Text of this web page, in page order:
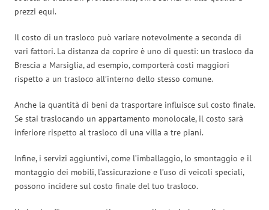
prezzi equi.
Il costo di un trasloco può variare notevolmente a seconda di
vari fattori. La distanza da coprire è uno di questi: un trasloco da
Brescia a Marsiglia, ad esempio, comporterà costi maggiori
rispetto a un trasloco all’interno dello stesso comune.
Anche la quantità di beni da trasportare influisce sul costo finale.
Se stai traslocando un appartamento monolocale, il costo sarà
inferiore rispetto al trasloco di una villa a tre piani.
Infine, i servizi aggiuntivi, come l’imballaggio, lo smontaggio e il
montaggio dei mobili, l’assicurazione e l’uso di veicoli speciali,
possono incidere sul costo finale del tuo trasloco.